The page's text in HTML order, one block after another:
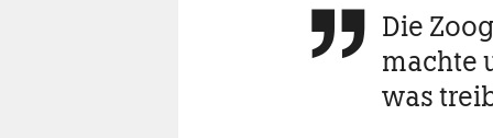
 Die
machte
was